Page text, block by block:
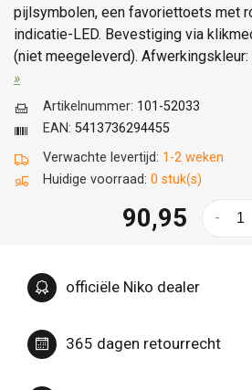
pijlsymbolen, een favoriettoets met
indicatie-LED. Bevestiging via
(niet meegeleverd). Afwerkingskleur:
»
Verwachte levertijd: 1-2 weken
Huidige voorraad: 0 stuk(s)
Artikelnummer: 101-52033
EAN: 5413736294455
90,95 -
officiële Niko dealer
365 dagen retourrecht